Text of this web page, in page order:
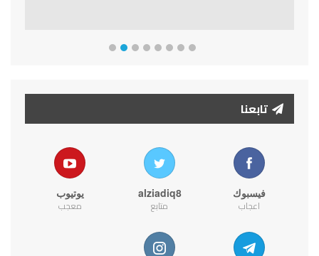
تابعنا
فيسبوك
اعجاب
alziadiq8
متابع
يوتيوب
معجب